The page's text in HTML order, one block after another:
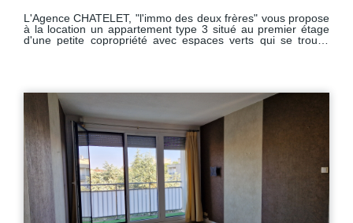
L'Agence CHATELET, "l'immo des deux frères" vous propose
à la location un appartement type 3 situé au premier étage
d'une petite copropriété avec espaces verts qui se trouve
pistes cyclables qui ont été mises en fonctionnement
récemment. Cet appartement traversant est lumineux et
fonctionnel. Il comprend un hall d'entrée avec un dressing
desservant une cuisine aménagée et équipée d'un four, de
plaques de cuisson gaz, d'une hotte et d'une machine à
laver, un grand salon-séjour donnant accès au balcon sur
lequel vous pourrez vous y reposer des les premiers beaux
jours, deux chambres avec placards muraux, une salle d'eau
et un W.C indépendant. Avec comme dépendance : un
garage fermé. Le chauffage est individuel au gaz avec
production d'eau chaude par la chaudière. Dédite au 13.10
mais libre à compter du 16.08.2026